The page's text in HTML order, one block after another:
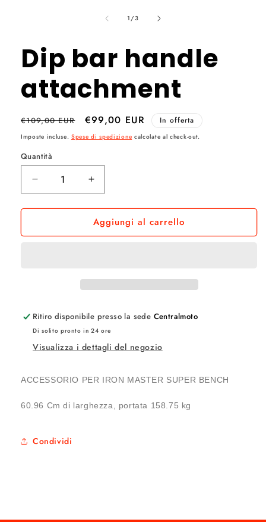
modale
1/su
3
Dip bar handle
attachment
Prezzo
di
€109,00 EUR
Prezzo
scontato
€99,00 EUR In offerta
Imposte incluse. Spese di spedizione calcolate al check-out.
Quantità
Quantità
Diminuisci
quantità
per
bar
Aumenta
quantità
per
Dip
bar
Aggiungi al carrello
Ritiro disponibile presso la sede Centralmoto
Di solito pronto in 24 ore
Visualizza i dettagli del negozio
ACCESSORIO PER IRON MASTER SUPER BENCH
60.96 Cm di larghezza, portata 158.75 kg
Condividi